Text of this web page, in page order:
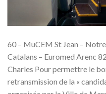
60 – MuCEM St Jean –
Catalans – Euromed Arenc
Charles Pour permettre le
retransmission de la «